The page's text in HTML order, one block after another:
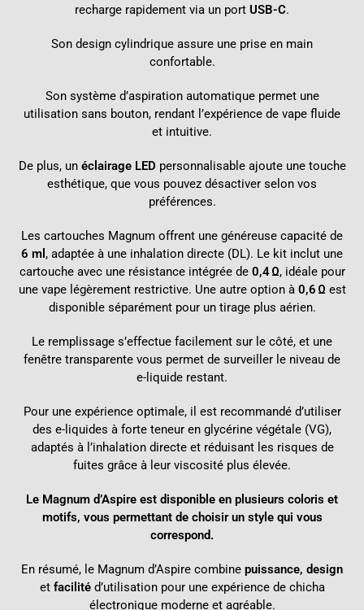
recharge rapidement via un port USB-C.
Son design cylindrique assure une prise en main
confortable.
Son système d’aspiration automatique permet une
utilisation sans bouton, rendant l’expérience de vape fluide
et intuitive.
De plus, un éclairage LED personnalisable ajoute une touche
esthétique, que vous pouvez désactiver selon vos
préférences.
Les cartouches Magnum offrent une généreuse capacité de
6 ml , adaptée à une inhalation directe (DL). Le kit inclut une
cartouche avec une résistance intégrée de 0,4 Ω, idéale pour
une vape légèrement restrictive. Une autre option à 0,6 Ω est
disponible séparément pour un tirage plus aérien.
Le remplissage s’effectue facilement sur le côté, et une
fenêtre transparente vous permet de surveiller le niveau de
e-liquide restant.
Pour une expérience optimale, il est recommandé d’utiliser
des e-liquides à forte teneur en glycérine végétale (VG),
adaptés à l’inhalation directe et réduisant les risques de
fuites grâce à leur viscosité plus élevée.
Le Magnum d’Aspire est disponible en plusieurs coloris et
motifs, vous permettant de choisir un style qui vous
correspond.
En résumé, le Magnum d’Aspire combine puissance, design
et facilitéd’utilisation pour une expérience de chicha
électronique moderne et agréable.